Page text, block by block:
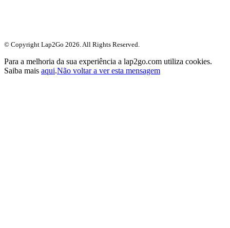
© Copyright Lap2Go 2026. All Rights Reserved.
Para a melhoria da sua experiência a lap2go.com utiliza cookies.
Saiba mais aqui.Não voltar a ver esta mensagem